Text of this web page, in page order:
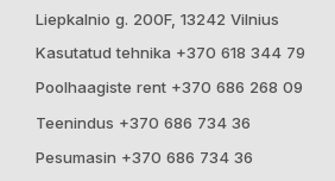
Liepkalnio g. 200F, 13242 Vilnius
Kasutatud tehnika +370 618 344 79
Poolhaagiste rent +370 686 268 09
Teenindus +370 686 734 36
Pesumasin +370 686 734 36